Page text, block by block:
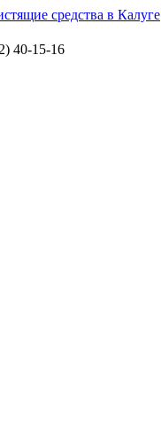
средства в Калуге
40-15-16